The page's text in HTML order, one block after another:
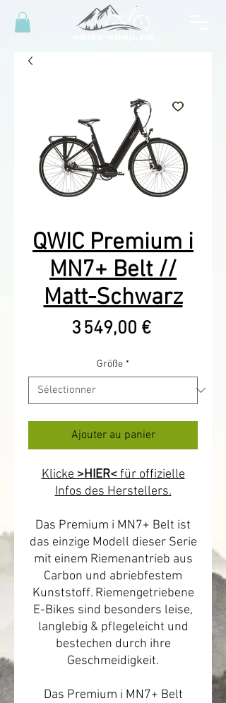
QWIC Premium i
MN7+ Belt //
Matt-Schwarz
3 549,00 €Prix
Größe *
Ajouter au panier
Klicke >HIER<für offizielle
Infos des Herstellers.
Das Premium i MN7+ Belt ist
das einzige Modell dieser Serie
mit einem Riemenantrieb aus
Carbon und abriebfestem
Kunststoff. Riemengetriebene
E-Bikes sind besonders leise,
langlebig & pflegeleicht und
bestechen durch ihre
Geschmeidigkeit.
Das Premium i MN7+ Belt